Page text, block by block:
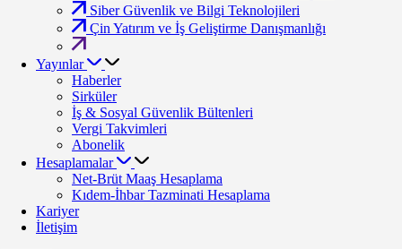
Siber Güvenlik ve Bilgi Teknolojileri
Çin Yatırım ve İş Geliştirme Danışmanlığı
Yayınlar
Haberler
Sirküler
İş & Sosyal Güvenlik Bültenleri
Vergi Takvimleri
Abonelik
Hesaplamalar
Net-Brüt Maaş Hesaplama
Kıdem-İhbar Tazminati Hesaplama
Kariyer
İletişim